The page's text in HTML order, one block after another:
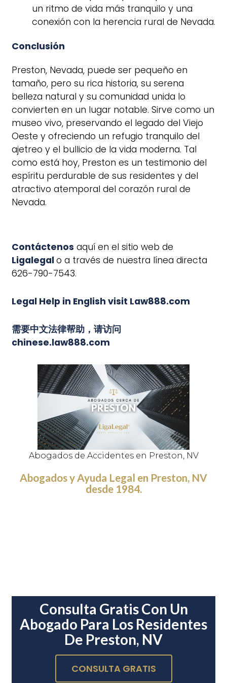
un ritmo de vida más tranquilo y una
conexión con la herencia rural de Nevada.
Conclusión
Preston, Nevada, puede ser pequeño en
tamaño, pero su rica historia, su serena
belleza natural y su comunidad unida lo
convierten en un lugar notable. Sirve como un
museo vivo, preservando el legado del Viejo
Oeste y ofreciendo un refugio tranquilo del
ajetreo y el bullicio de la vida moderna. Tal
como está hoy, Preston es un testimonio del
espíritu perdurable de sus residentes y del
atractivo atemporal del corazón rural de
Nevada.
Contáctenos aquí en el sitio web de
Ligalegal o a través de nuestra línea directa
626-790-7543.
Legal Help in English visit Law888.com
需要中文法律帮助，请访问
chinese.law888.com
Abogados de Accidentes en Preston, NV
Abogados y Ayuda Legal en Preston, NV
desde 1984.
Consulta Gratis Con Un
Abogado Para Los Residentes
De Preston, NV
CONSULTA GRATIS